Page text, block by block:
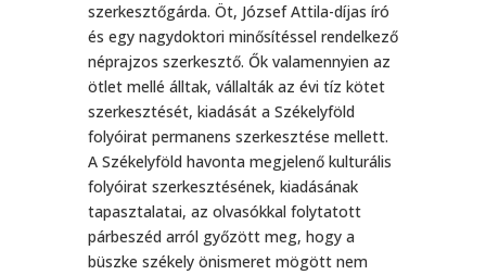
szerkesztőgárda. Öt, József Attila-díjas író
és egy nagydoktori minősítéssel rendelkező
néprajzos szerkesztő. Ők valamennyien az
ötlet mellé álltak, vállalták az évi tíz kötet
szerkesztését, kiadását a Székelyföld
folyóirat permanens szerkesztése mellett.
A Székelyföld havonta megjelenő kulturális
folyóirat szerkesztésének, kiadásának
tapasztalatai, az olvasókkal folytatott
párbeszéd arról győzött meg, hogy a
büszke székely önismeret mögött nem